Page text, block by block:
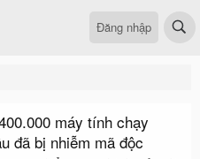
Đăng nhập
máy tính chạy
đã bị nhiễm mã độc